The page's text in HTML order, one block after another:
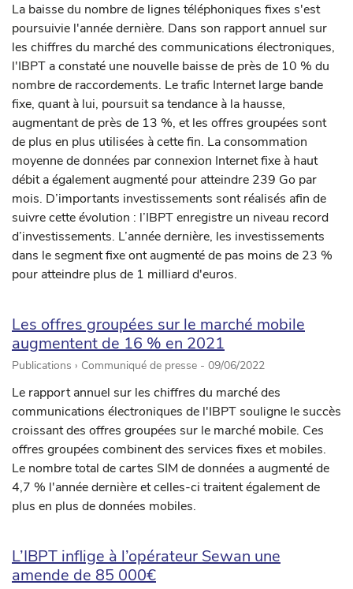
La baisse du nombre de lignes téléphoniques fixes s'est
poursuivie l'année dernière. Dans son rapport annuel sur
les chiffres du marché des communications électroniques,
l'IBPT a constaté une nouvelle baisse de près de 10 % du
nombre de raccordements. Le trafic Internet large bande
fixe, quant à lui, poursuit sa tendance à la hausse,
augmentant de près de 13 %, et les offres groupées sont
de plus en plus utilisées à cette fin. La consommation
moyenne de données par connexion Internet fixe à haut
débit a également augmenté pour atteindre 239 Go par
mois. D’importants investissements sont réalisés afin de
suivre cette évolution : l’IBPT enregistre un niveau record
d’investissements. L’année dernière, les investissements
dans le segment fixe ont augmenté de pas moins de 23 %
pour atteindre plus de 1 milliard d'euros.
Les offres groupées sur le marché mobile
augmentent de 16 % en 2021
Publications › Communiqué de presse - 09/06/2022
Le rapport annuel sur les chiffres du marché des
communications électroniques de l'IBPT souligne le succès
croissant des offres groupées sur le marché mobile. Ces
offres groupées combinent des services fixes et mobiles.
Le nombre total de cartes SIM de données a augmenté de
4,7 % l'année dernière et celles-ci traitent également de
plus en plus de données mobiles.
L’IBPT inflige à l’opérateur Sewan une
amende de 85 000€